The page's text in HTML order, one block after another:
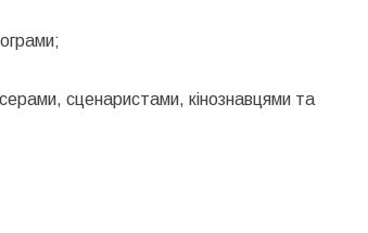
сценаристами, кінознавцями та